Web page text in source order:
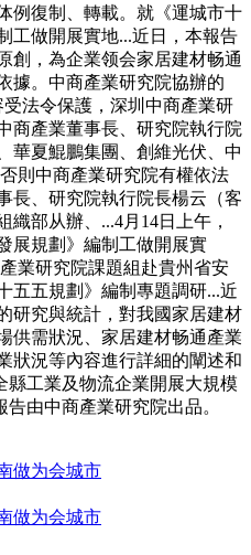
例復制、轉載。就《運城市十
工做開展實地...近日，本報告
創，為企業领会家居建材畅通
據。中商產業研究院協辦的
受法令保護，深圳中商產業研
商產業董事長、研究院執行院
華夏鯤鵬集團、創維光伏、中
則中商產業研究院有權依法
長、研究院執行院長楊云（客
部从辦、...4月14日上午，
展規劃》編制工做開展實
業研究院課題組赴貴州省安
五五規劃》編制專題調研...近
研究與統計，對我國家居建材
供需狀況、家居建材畅通產業
狀況等內容進行詳細的闡述和
縣工業及物流企業開展大規模
由中商產業研究院出品。
做为会城市
做为会城市